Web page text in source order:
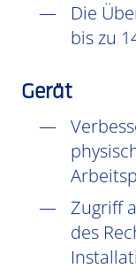
Die
bis zu
Gerät
Zugriff
des